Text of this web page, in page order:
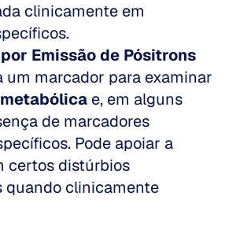
clinicamente em
Emissão de Pósitrons
um marcador para examinar
e, em alguns
de marcadores
Pode apoiar a
certos distúrbios
quando clinicamente